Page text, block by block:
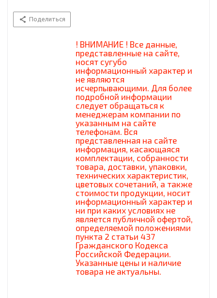
Поделиться
! ВНИМАНИЕ ! Все данные,
представленные на сайте,
носят сугубо
информационный характер и
не являются
исчерпывающими. Для более
подробной информации
следует обращаться к
менеджерам компании по
указанным на сайте
телефонам. Вся
представленная на сайте
информация, касающаяся
комплектации, собранности
товара, доставки, упаковки,
технических характеристик,
цветовых сочетаний, а также
стоимости продукции, носит
информационный характер и
ни при каких условиях не
является публичной офертой,
определяемой положениями
пункта 2 статьи 437
Гражданского Кодекса
Российской Федерации.
Указанные цены и наличие
товара не актуальны.